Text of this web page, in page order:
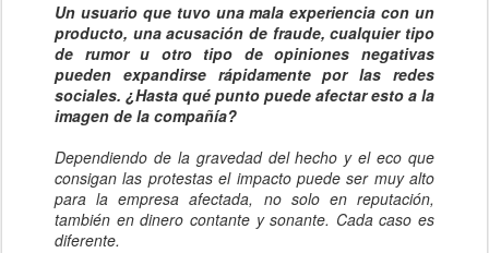
Un usuario que tuvo una mala experiencia con un
producto, una acusación de fraude, cualquier tipo
de rumor u otro tipo de opiniones negativas
pueden expandirse rápidamente por las redes
sociales. ¿Hasta qué punto puede afectar esto a la
imagen de la compañía?
Dependiendo de la gravedad del hecho y el eco que
consigan las protestas el impacto puede ser muy alto
para la empresa afectada, no solo en reputación,
también en dinero contante y sonante. Cada caso es
diferente.